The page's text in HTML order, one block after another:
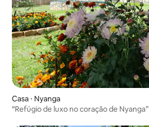
Casa ⋅ Nyanga
“Refúgio de luxo no coração de Nyanga”